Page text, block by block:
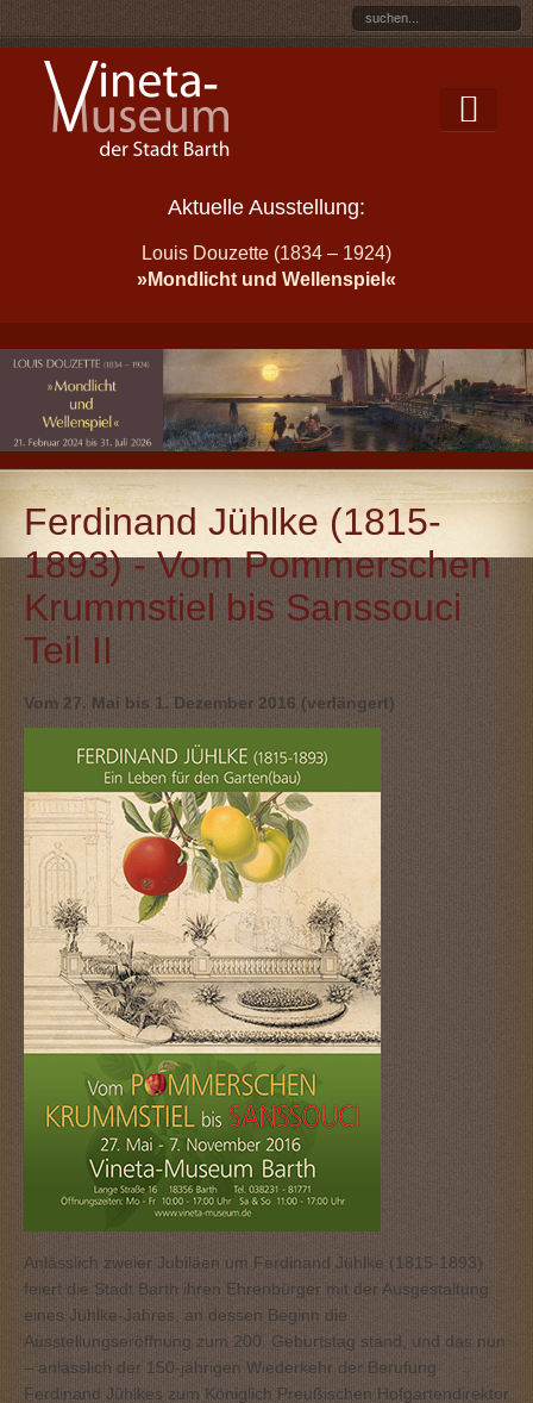
Aktuelle Ausstellung:
Louis Douzette (1834 – 1924)
»Mondlicht und Wellenspiel«
Ferdinand Jühlke (1815-
1893) - Vom Pommerschen
Krummstiel bis Sanssouci
Teil II
Vom 27. Mai bis 1. Dezember 2016 (verlängert)
Anlässlich zweier Jubiläen um Ferdinand Jühlke (1815-1893)
feiert die Stadt Barth ihren Ehrenbürger mit der Ausgestaltung
eines Jühlke-Jahres, an dessen Beginn die
Ausstellungseröffnung zum 200. Geburtstag stand, und das nun
– anlässlich der 150-jährigen Wiederkehr der Berufung
Ferdinand Jühlkes zum Königlich Preußischen Hofgartendirektor